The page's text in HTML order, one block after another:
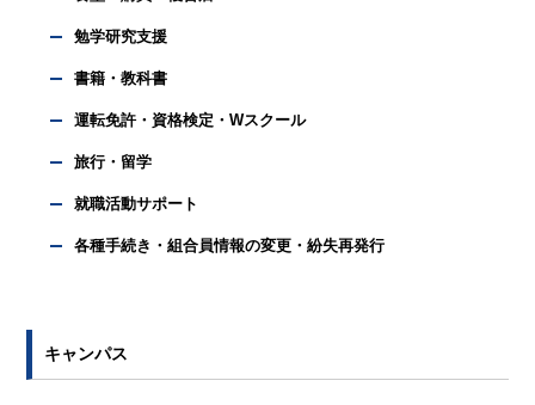
勉学研究支援
書籍・教科書
運転免許・資格検定・Wスクール
旅行・留学
就職活動サポート
各種手続き・組合員情報の変更・紛失再発行
キャンパス